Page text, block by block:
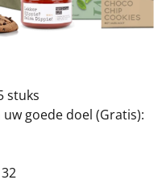
stuks
goede doel (Gratis):